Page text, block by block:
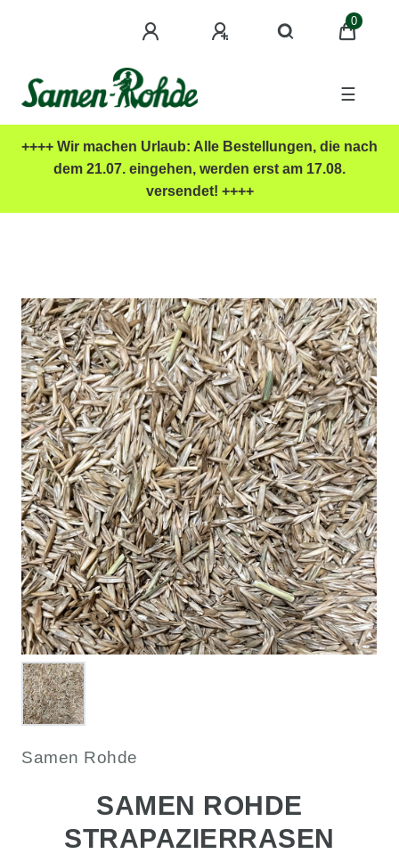
0
☰
++++ Wir machen Urlaub: Alle Bestellungen, die nach
dem 21.07. eingehen, werden erst am 17.08.
versendet! ++++
Samen Rohde
SAMEN ROHDE
STRAPAZIERRASEN